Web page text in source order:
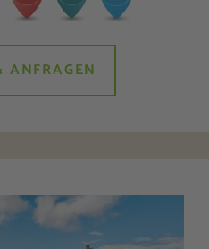
ANFRAGEN